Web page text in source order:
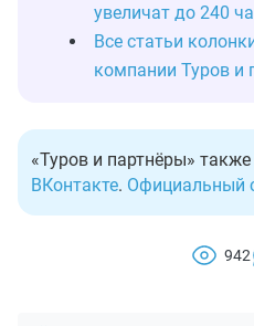
увеличат до 240
Все статьи
компании Туров и
«Туров и партнёры» также
ВКонтакте. Официальный
942